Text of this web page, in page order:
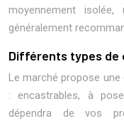
moyennement
généralement
Différents types de
Le marché propose une
: encastrables, à
dépendra de vos